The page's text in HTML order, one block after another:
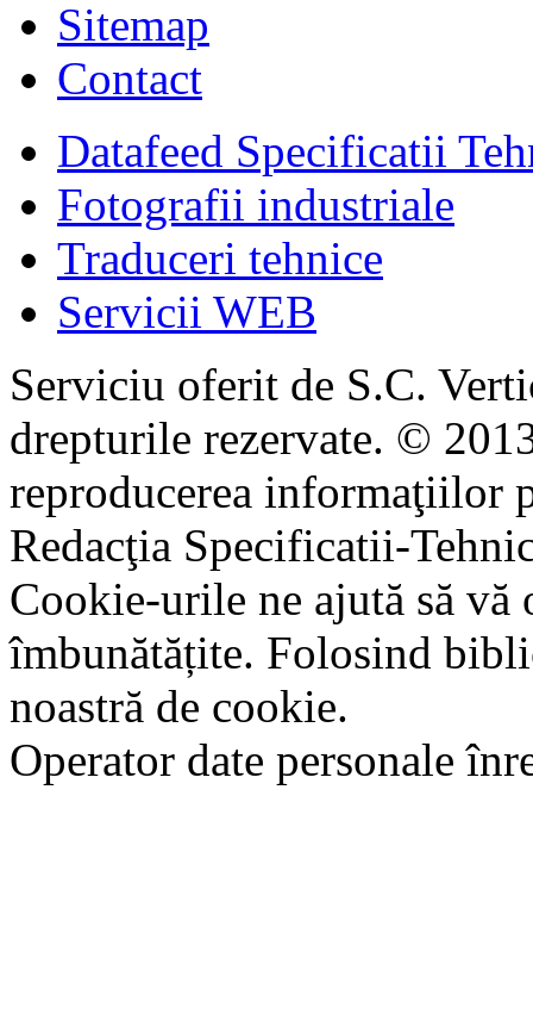
Sitemap
Contact
Datafeed Specificatii
Fotografii industriale
Traduceri tehnice
Servicii WEB
Serviciu oferit de S.C.
drepturile rezervate. ©
reproducerea informaţiilor
Redacţia Specificatii-
Cookie-urile ne ajută să
îmbunătățite. Folosind
noastră de cookie.
Operator date personale